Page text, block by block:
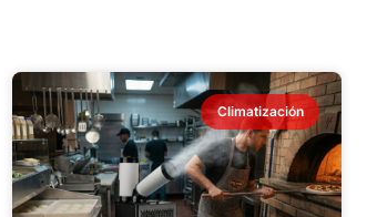
Climatización